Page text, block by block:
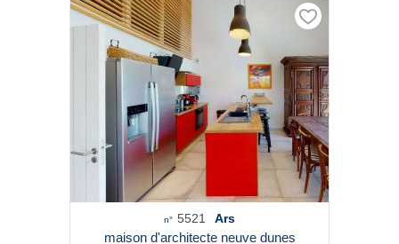
n° 5521 Ars
maison d'architecte neuve dunes